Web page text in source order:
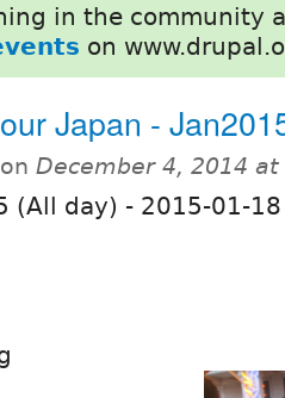
in the community
on
Japan -
on December 4, 2014 at
(All day) - 2015-01-